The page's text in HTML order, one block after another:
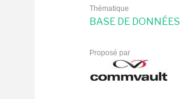
Thématique
BASE DE DONNÉES
Proposé par